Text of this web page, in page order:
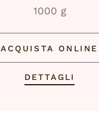
1000 g
ACQUISTA ONLINE
DETTAGLI